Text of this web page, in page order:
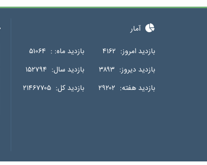
آمار
بازدید امروز: ۴۱۶۲ بازدید ماه: : ۵۱۰۶۴
بازدید دیروز: ۳۸۹۳ بازدید سال: ۱۵۲۷۹۴
بازدید هفته: ۲۹۲۰۲ بازدید کل: ۲۱۴۶۷۷۰۵